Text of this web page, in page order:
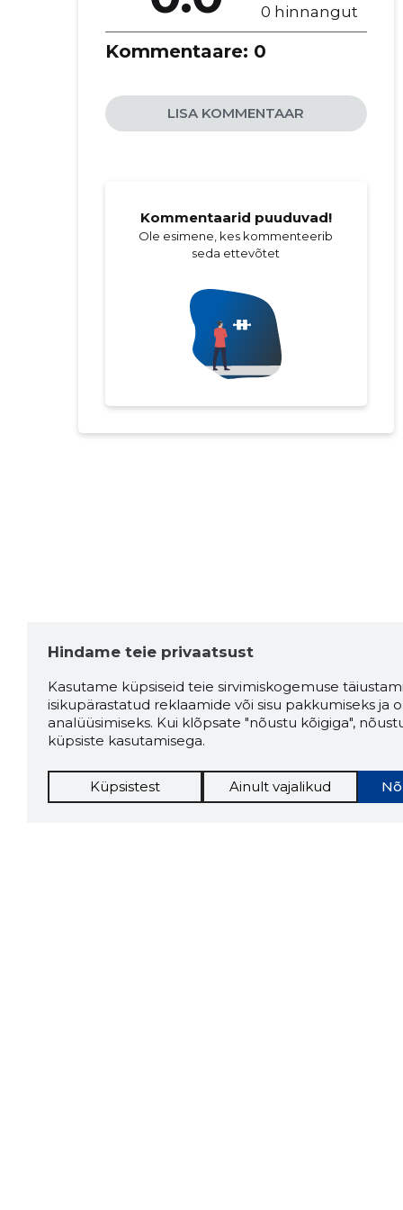
0 hinnangut
Kommentaare: 0
LISA KOMMENTAAR
Kommentaarid puuduvad!
Ole esimene, kes kommenteerib
seda ettevõtet
Hindame teie privaatsust
Kasutame küpsiseid teie sirvimiskogemuse
isikupärastatud reklaamide või sisu pakkumiseks ja
analüüsimiseks. Kui klõpsate "nõustu kõigiga",
küpsiste kasutamisega.
Küpsistest Ainult vajalikud